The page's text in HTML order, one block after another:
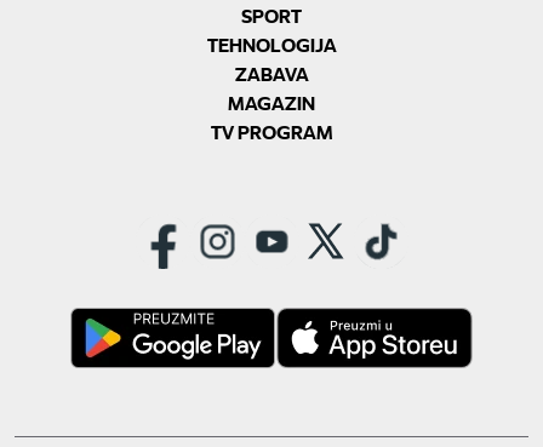
SPORT
TEHNOLOGIJA
ZABAVA
MAGAZIN
TV PROGRAM